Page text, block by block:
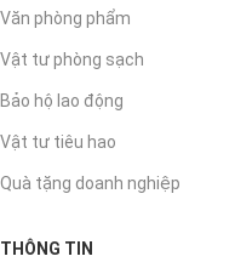
Văn phòng phẩm
Vật tư phòng sạch
Bảo hộ lao động
Vật tư tiêu hao
Quà tặng doanh nghiệp
THÔNG TIN